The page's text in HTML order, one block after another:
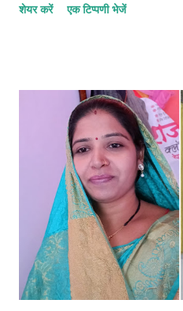
एक वर्ष से यह पद रिक्त था। इस नियुक्ति
शेयर करें एक टिप्पणी भेजें